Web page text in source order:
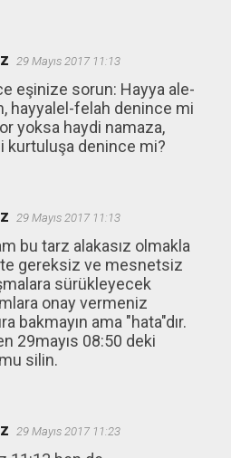
29 Mayıs 2017 11:13
eşinize sorun: Hayya ale-
hayyalel-felah denince mi
yoksa haydi namaza,
kurtuluşa denince mi?
29 Mayıs 2017 11:13
bu tarz alakasız olmakla
gereksiz ve mesnetsiz
sürükleyecek
onay vermeniz
bakmayın ama "hata"dır.
29mayıs 08:50 deki
silin.
29 Mayıs 2017 11:23